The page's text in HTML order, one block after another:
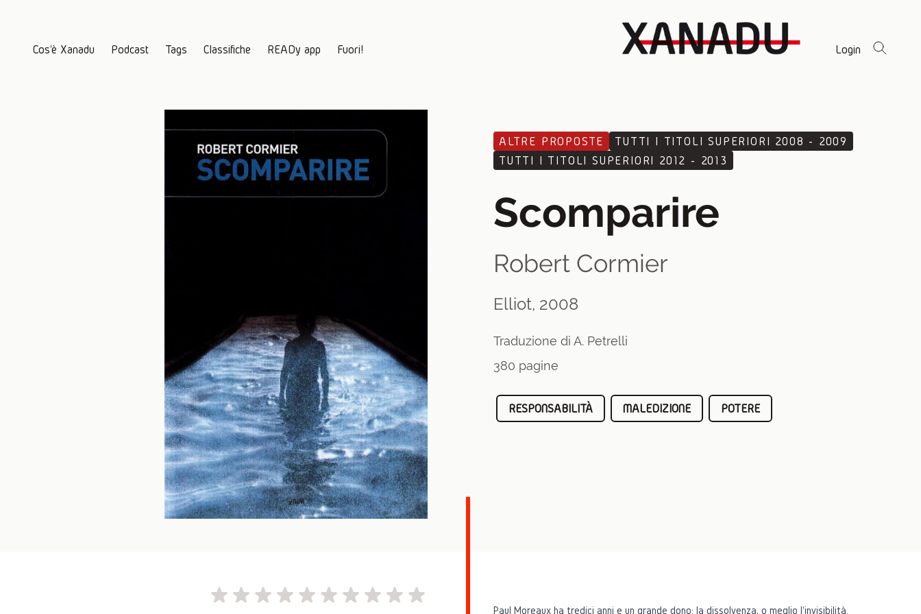
Cos'è Xanadu Podcast Tags Classifiche READy app Fuori! Login
ALTRE PROPOSTE
TUTTI I TITOLI SUPERIORI 2008 - 2009
TUTTI I TITOLI SUPERIORI 2012 - 2013
Scomparire
Robert Cormier
Elliot, 2008
Traduzione di A. Petrelli
380 pagine
RESPONSABILITÀ MALEDIZIONE POTERE
Paul Moreaux ha tredici anni e un grande dono: la dissolvenza, o meglio l'invisibilità.